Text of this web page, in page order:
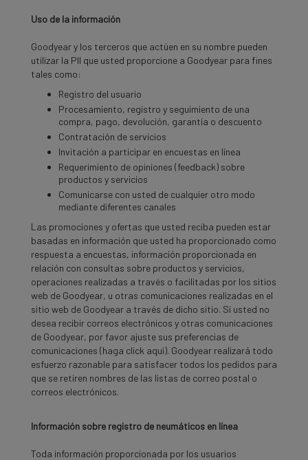
Uso de la información
Goodyear y los terceros que actúen en su nombre pueden
utilizar la PII que usted proporcione a Goodyear para fines
tales como:
Registro del usuario
Procesamiento, registro y seguimiento de una
compra, pago, devolución, garantía o descuento
Contratación de servicios
Invitación a participar en encuestas en línea
Requerimiento de opiniones (feedback) sobre
productos y servicios
Comunicarse con usted de cualquier otro modo
mediante diferentes canales
Las promociones y ofertas que usted reciba pueden estar
basadas en información que usted ha proporcionado como
respuesta a encuestas, información proporcionada en
relación con consultas sobre productos y servicios,
operaciones realizadas a través o facilitadas por los sitios
web de Goodyear, u otras comunicaciones realizadas en el
sitio web de Goodyear a través de dicho sitio. Si usted no
desea recibir correos electrónicos y otras comunicaciones
de Goodyear, por favor ajuste sus preferencias de
comunicaciones (haga click aquí). Goodyear realizará todo
esfuerzo razonable para satisfacer todos los pedidos para
que se retiren nombres de las listas de correo postal o
correos electrónicos.
Información sobre registro de neumáticos en línea
Toda información proporcionada por los usuarios